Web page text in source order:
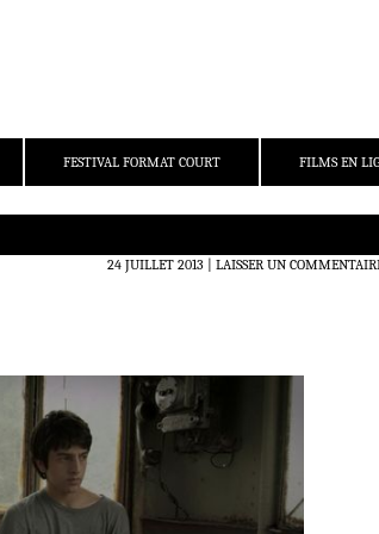
FESTIVAL FORMAT COURT FILMS EN
24 JUILLET 2013 LAISSER UN